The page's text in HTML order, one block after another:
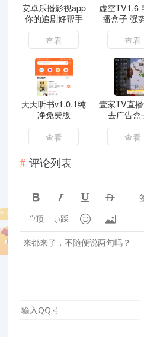
安卓乐播影视app
你的追剧好帮手
查看
虚空TV1.6
播盒子 强
查看
天天听书v1.0.1纯
净免费版
查看
壹家TV直
去广告盒
查看
评论列表
   
顶 踩  